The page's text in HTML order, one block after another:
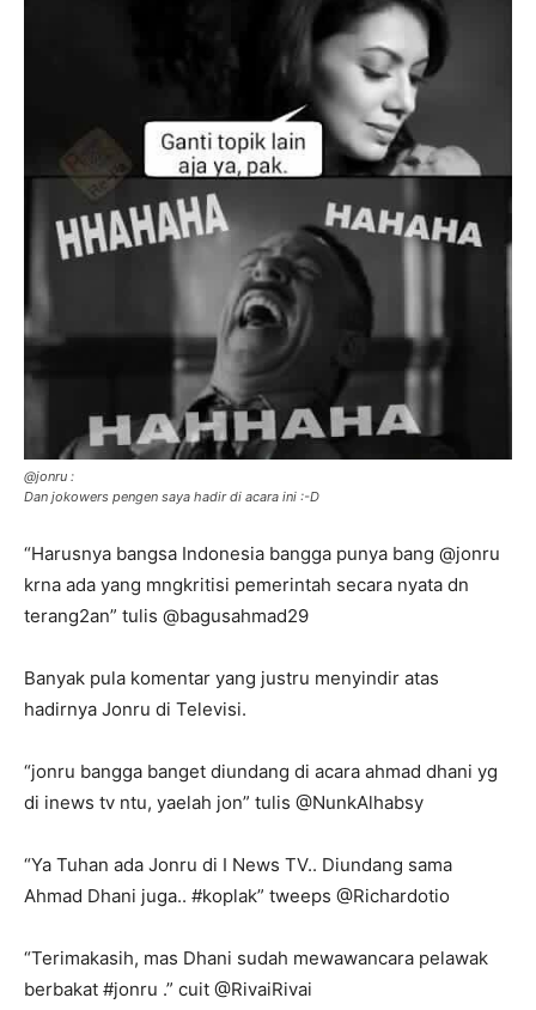
@jonru :
Dan jokowers pengen saya hadir di acara ini :-D
“Harusnya bangsa Indonesia bangga punya bang @jonru
krna ada yang mngkritisi pemerintah secara nyata dn
terang2an” tulis @bagusahmad29
Banyak pula komentar yang justru menyindir atas
hadirnya Jonru di Televisi.
“jonru bangga banget diundang di acara ahmad dhani yg
di inews tv ntu, yaelah jon” tulis @NunkAlhabsy
“Ya Tuhan ada Jonru di I News TV.. Diundang sama
Ahmad Dhani juga.. #koplak” tweeps @Richardotio
“Terimakasih, mas Dhani sudah mewawancara pelawak
berbakat #jonru .” cuit @RivaiRivai